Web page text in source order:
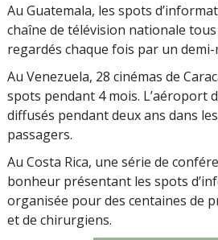
Au Guatemala, les spots
chaîne de télévision nationale
regardés chaque fois par un
Au Venezuela, 28 cinémas de
spots pendant 4 mois. L’aéroport
diffusés pendant deux ans dans
passagers.
Au Costa Rica, une série de
bonheur présentant les spots
organisée pour des centaines de
et de chirurgiens.